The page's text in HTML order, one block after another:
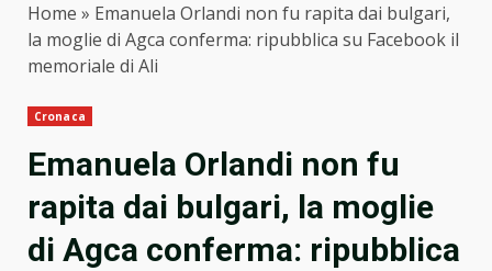
Home » Emanuela Orlandi non fu rapita dai bulgari,
la moglie di Agca conferma: ripubblica su Facebook il
memoriale di Ali
Cronaca
Emanuela Orlandi non fu
rapita dai bulgari, la moglie
di Agca conferma: ripubblica